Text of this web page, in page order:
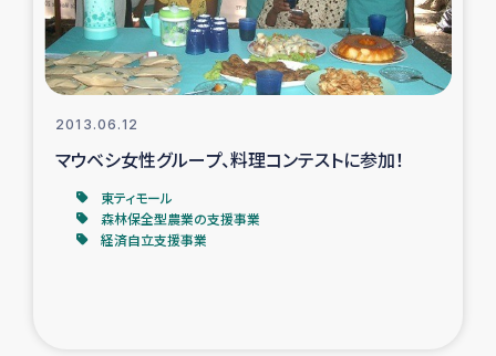
シリア国内避難民・帰還民の生活再建支援
トルコにおけるシリア難民支援事業
インドネシア中部 スラウェシの地震・津波被災者支援
スリランカ ムライティブ県帰還民の生活再建支援
2013.06.12
マウベシ女性グループ、料理コンテストに参加！
東ティモール
森林保全型農業の支援事業
経済自立支援事業